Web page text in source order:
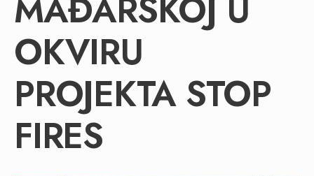
OKVIRU
PROJEKTA STOP
FIRES